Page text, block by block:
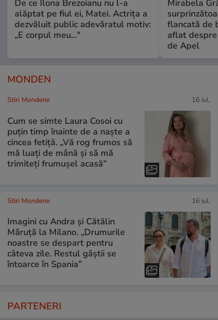
De ce Ilona Brezoianu nu l-a
alăptat pe fiul ei, Matei. Actrița a
dezvăluit public adevăratul motiv:
„E corpul meu..."
Mirabela
flancată de
aflat
de Apel
MONDEN
Stiri Mondene 16 iul.
Cum se simte Laura Cosoi cu
puțin timp înainte de a naște a
cincea fetiță. „Vă rog frumos să
mă luați de mână și să mă
trimiteți frumușel acasă”
Stiri Mondene 16 iul.
Imagini cu Andra și Cătălin
Măruță la Milano. „Drumurile
noastre se despart pentru
câteva zile. Restul găștii se
întoarce în Spania”
PARTENERI